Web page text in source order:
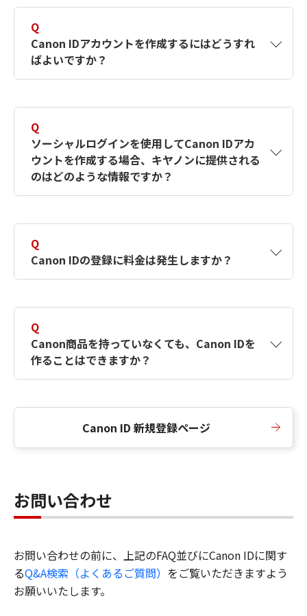
Q
Canon IDアカウントを作成するにはどうすれ
ばよいですか？
す。詳しい作成方法は【カメラ】Canon IDとは
何ですか？Canon IDの作成方法は？をご確認く
ださい。
Q
ソーシャルログインを使用してCanon IDアカ
ウントを作成する場合、キヤノンに提供される
のはどのような情報ですか？
択したサービスから取得します。アカウントを
簡単に作成できるように、この情報を使用して
Canon IDの登録フォームを入力します。
Q
Canon IDの登録に料金は発生しますか？
Q
Canon商品を持っていなくても、Canon IDを
作ることはできますか？
Canon ID 新規登録ページ
お問い合わせ
お問い合わせの前に、上記のFAQ並びにCanon IDに関す
るQ&A検索（よくあるご質問） をご覧いただきますよう
お願いいたします。